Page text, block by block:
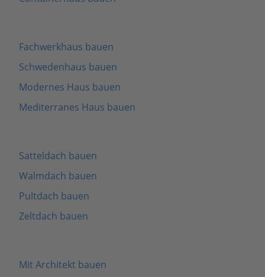
Fachwerkhaus bauen
Schwedenhaus bauen
Modernes Haus bauen
Mediterranes Haus bauen
Satteldach bauen
Walmdach bauen
Pultdach bauen
Zeltdach bauen
Mit Architekt bauen